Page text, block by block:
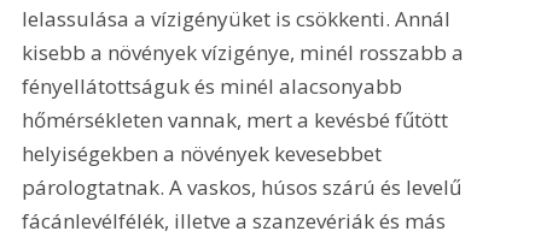
lelassulása a vízigényüket is csökkenti. Annál
kisebb a növények vízigénye, minél rosszabb a
fényellátottságuk és minél alacsonyabb
hőmérsékleten vannak, mert a kevésbé fűtött
helyiségekben a növények kevesebbet
párologtatnak. A vaskos, húsos szárú és levelű
fácánlevélfélék, illetve a szanzevériák és más